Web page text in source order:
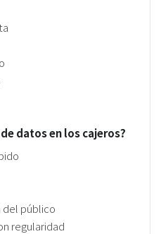
datos en los cajeros?
del público
regularidad